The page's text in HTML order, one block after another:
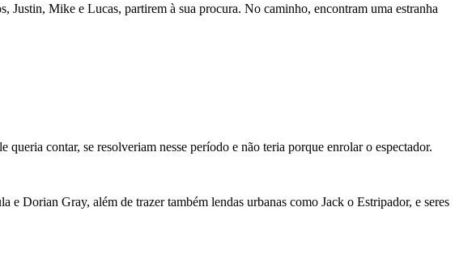
Justin, Mike e Lucas, partirem à sua procura. No caminho, encontram uma estranha
queria contar, se resolveriam nesse período e não teria porque enrolar o espectador.
Dorian Gray, além de trazer também lendas urbanas como Jack o Estripador, e seres